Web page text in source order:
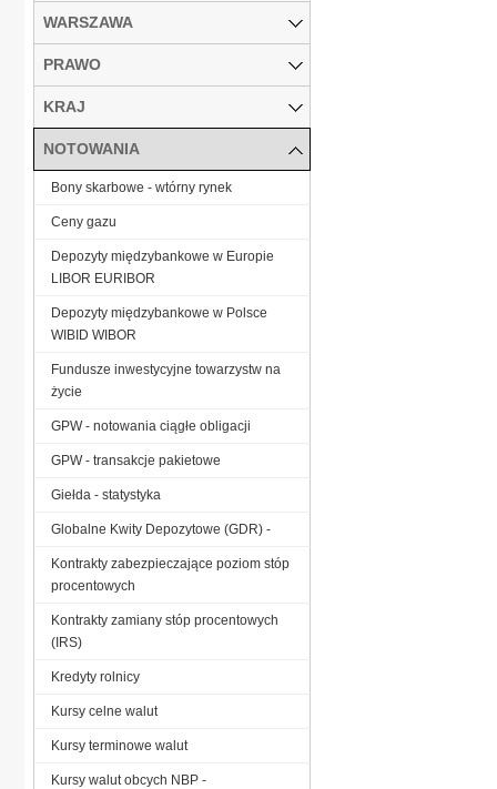
WARSZAWA
PRAWO
KRAJ
NOTOWANIA
Bony skarbowe - wtórny rynek
Ceny gazu
Depozyty międzybankowe w Europie
LIBOR EURIBOR
Depozyty międzybankowe w Polsce
WIBID WIBOR
Fundusze inwestycyjne towarzystw na
życie
GPW - notowania ciągłe obligacji
GPW - transakcje pakietowe
Giełda - statystyka
Globalne Kwity Depozytowe (GDR) -
Kontrakty zabezpieczające poziom stóp
procentowych
Kontrakty zamiany stóp procentowych
(IRS)
Kredyty rolnicy
Kursy celne walut
Kursy terminowe walut
Kursy walut obcych NBP -